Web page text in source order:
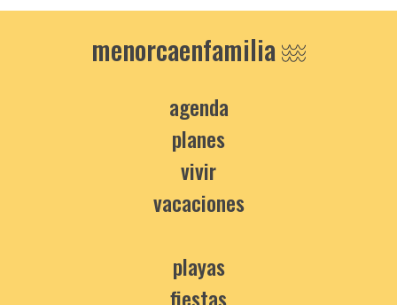
menorcaenfamilia
agenda
planes
vivir
vacaciones
playas
fiestas